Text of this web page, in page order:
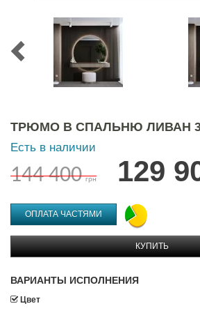
ТРЮМО В СПАЛЬНЮ ЛИВАН 3
Есть в наличии
144 400 грн 129
ОПЛАТА ЧАСТЯМИ
КУПИТЬ
ВАРИАНТЫ ИСПОЛНЕНИЯ
Цвет